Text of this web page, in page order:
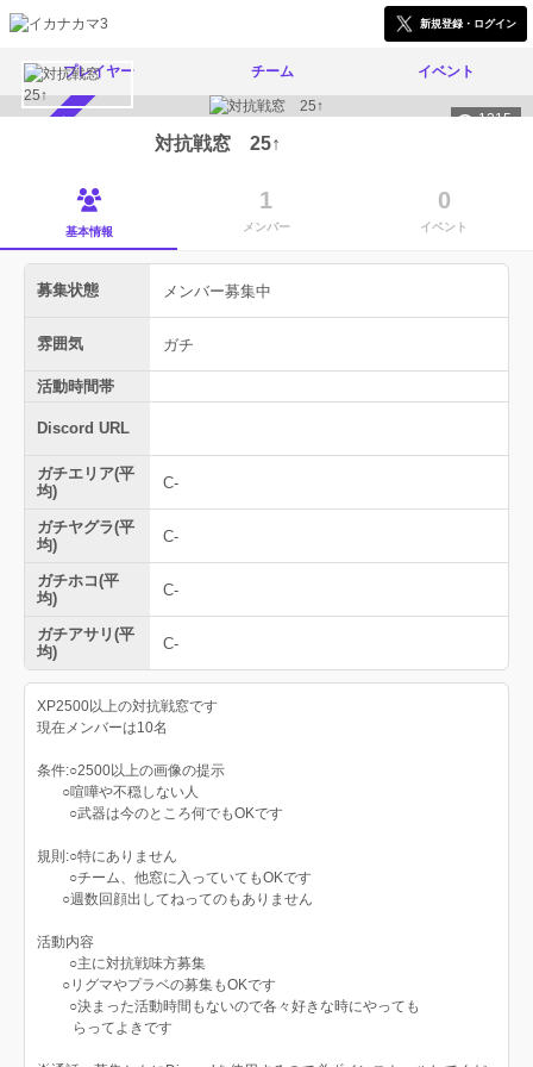
新規登録・ログイン
プレイヤー チーム イベント
1215
対抗戦窓 25↑
基本情報
1
メンバー
0
イベント
募集状態 メンバー募集中
雰囲気 ガチ
活動時間帯
Discord URL
ガチエリア(平
均)
C-
ガチヤグラ(平
均)
C-
ガチホコ(平
均)
C-
ガチアサリ(平
均)
C-
XP2500以上の対抗戦窓です
現在メンバーは10名
条件:○2500以上の画像の提示
○喧嘩や不穏しない人
○武器は今のところ何でもOKです
規則:○特にありません
○チーム、他窓に入っていてもOKです
○週数回顔出してねってのもありません
活動内容
○主に対抗戦味方募集
○リグマやプラベの募集もOKです
○決まった活動時間もないので各々好きな時にやっても
らってよきです